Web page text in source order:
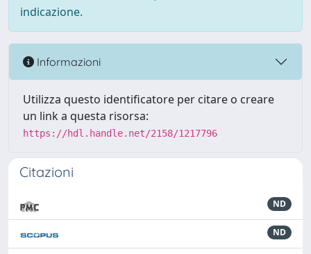
indicazione.
Informazioni
Utilizza questo identificatore per citare o creare
un link a questa risorsa:
https://hdl.handle.net/2158/1217796
Citazioni
ND
ND